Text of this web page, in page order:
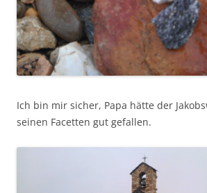
Ich bin mir sicher, Papa hätte der
seinen Facetten gut gefallen.